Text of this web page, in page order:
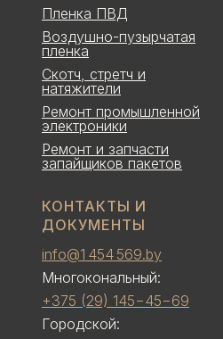
Пленка ПВД
Воздушно-пузырчатая
пленка
Скотч, стретч и
натяжители
Ремонт промышленной
электроники
Ремонт и запчасти
запайщиков пакетов
КОНТАКТЫ И
ДОКУМЕНТЫ
info@1 454 569.by
Многокональный:
+375 (29) 145−45−69
Городской: